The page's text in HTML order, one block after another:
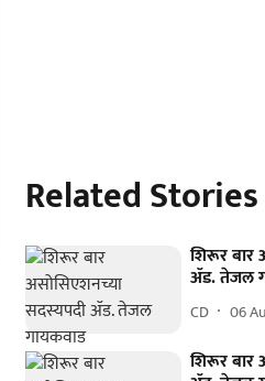
Related Stories
शिरूर बार
ॲड. तेजल
CD 06
शिरूर बार